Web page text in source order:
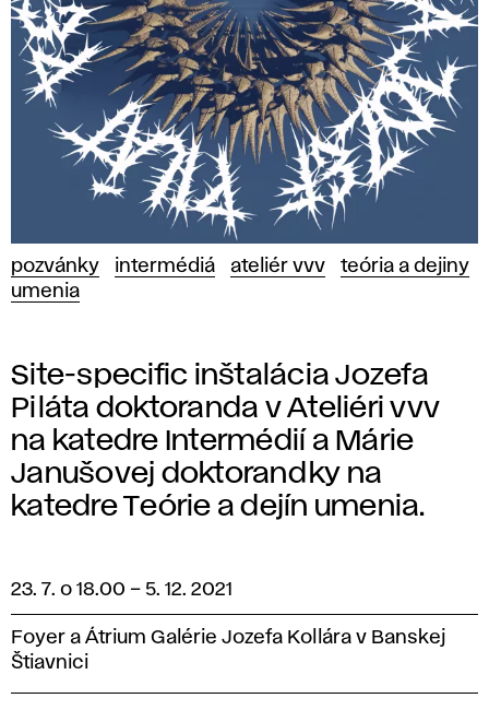
pozvánky intermédiá ateliér vvv
teória a dejiny
umenia
Site-specific inštalácia Jozefa
Piláta doktoranda v Ateliéri vvv
na katedre Intermédií a Márie
Janušovej doktorandky na
katedre Teórie a dejín umenia.
23. 7. o 18.00 – 5. 12. 2021
Foyer a Átrium Galérie Jozefa Kollára v Banskej
Štiavnici